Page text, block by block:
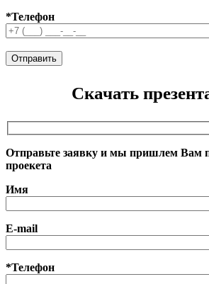
*Телефон
Скачать
Отправьте заявку и мы пришлем Вам
проекета
Имя
E-mail
*Телефон